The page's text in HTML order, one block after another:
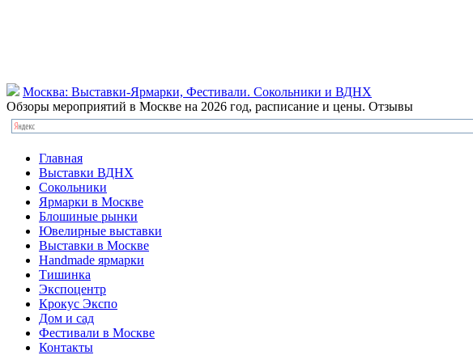
Москва: Выставки-Ярмарки, Фестивали. Сокольники и ВДНХ
Обзоры мероприятий в Москве на 2026 год, расписание и цены. Отзывы
Главная
Выставки ВДНХ
Сокольники
Ярмарки в Москве
Блошиные рынки
Ювелирные выставки
Выставки в Москве
Handmade ярмарки
Тишинка
Экспоцентр
Крокус Экспо
Дом и сад
Фестивали в Москве
Контакты